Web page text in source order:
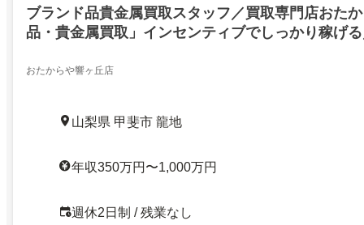
ブランド品貴金属買取スタッフ／買取専門店おた
品・貴金属買取」インセンティブでしっかり稼げ
おたからや響ヶ丘店
山梨県 甲斐市 龍地
年収350万円〜1,000万円
週休2日制 / 残業なし